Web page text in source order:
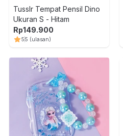
Tusslr Tempat Pensil Dino
Ukuran S - Hitam
Rp149.900
55 (ulasan)